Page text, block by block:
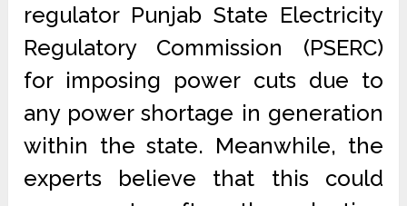
regulator Punjab State Electricity
Regulatory Commission (PSERC)
for imposing power cuts due to
any power shortage in generation
within the state. Meanwhile, the
experts believe that this could